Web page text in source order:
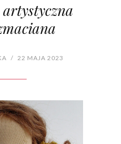
/ 22 MAJA 2023